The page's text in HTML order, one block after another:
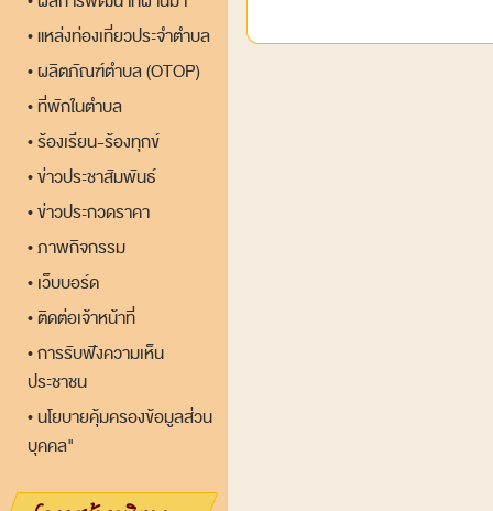
• แหล่งท่องเที่ยวประจำตำบล
• ผลิตภัณฑ์ตำบล (OTOP)
• ที่พักในตำบล
• ร้องเรียน-ร้องทุกข์
• ข่าวประชาสัมพันธ์
• ข่าวประกวดราคา
• ภาพกิจกรรม
• เว็บบอร์ด
• ติดต่อเจ้าหน้าที่
• การรับฟังความเห็น
ประชาชน
• นโยบายคุ้มครองข้อมูลส่วน
บุคคล"